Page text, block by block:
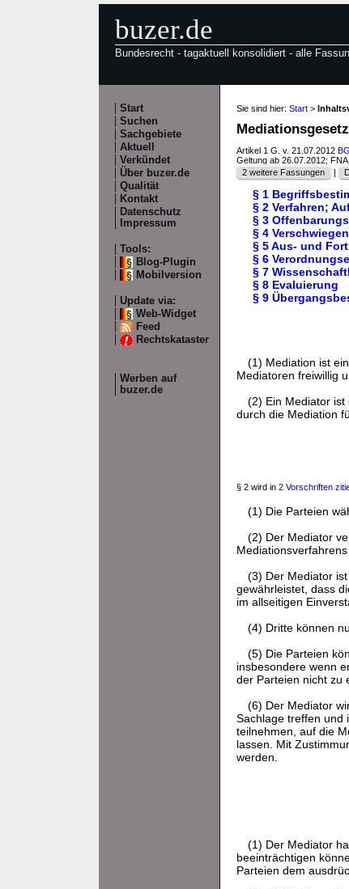
buzer.de
Bundesrecht - tagaktuell konsolidiert - alle
Start
Suchen
Sachgebiete
Aktuell
Verkündet
Über buzer.de
Qualität
Kontakt
Datenschutz
Impressum
Tools:
Blog-Plugin
Mobilversion
Update via:
Web-Widget
Feed
Rechtskataster
Werben auf
buzer.de
Sie sind hier: Start >
Artikel 1 G. v. 21.07.2012
Geltung ab 26.07.2012;
2 weitere Fassungen
|
§ 1
§ 2 Verfahren;
§ 3
§ 4
§ 5 Aus- und
§ 6
§ 7
§ 8 Evaluierung
§ 9
(1) Mediation ist
Mediatoren freiwillig
(2) Ein Mediator ist
durch die Mediation
§ 2 wird in 2 Vorschriften
(1) Die Parteien
(2) Der Mediator
(3) Der Mediator
gewährleistet, dass
im allseitigen
(4) Dritte können
(5) Die Parteien
insbesondere wenn
der Parteien nicht zu
(6) Der Mediator
Sachlage treffen und
teilnehmen, auf die
lassen. Mit
werden.
(1) Der Mediator
beeinträchtigen
Parteien dem